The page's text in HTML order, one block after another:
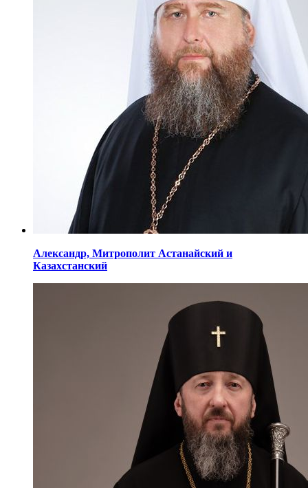
Александр, Митрополит Астанайский и
Казахстанский